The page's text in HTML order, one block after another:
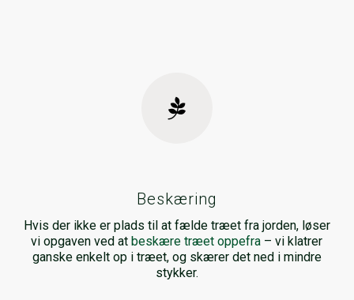
Beskæring
Hvis der ikke er plads til at fælde træet fra jorden, løser
vi opgaven ved atbeskære træet oppefra – vi klatrer
ganske enkelt op i træet, og skærer det ned i mindre
stykker.